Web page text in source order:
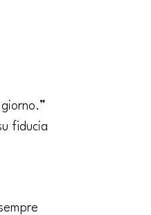
fiducia